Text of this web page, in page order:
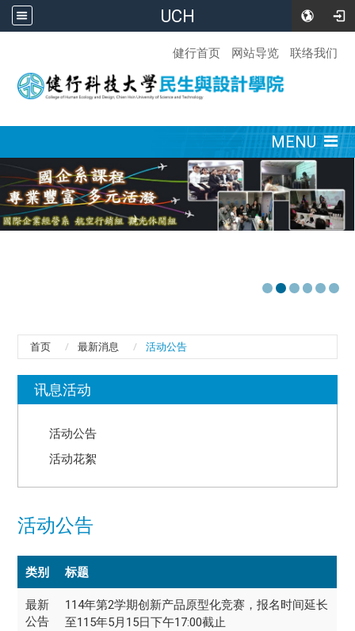
UCH
健行首页 网站导览 联络我们
MENU
首页 最新消息 活动公告
讯息活动
活动公告
活动花絮
活动公告
类别 标题
最新
公告
114年第2学期创新产品原型化竞赛，报名时间延长
至115年5月15日下午17:00截止